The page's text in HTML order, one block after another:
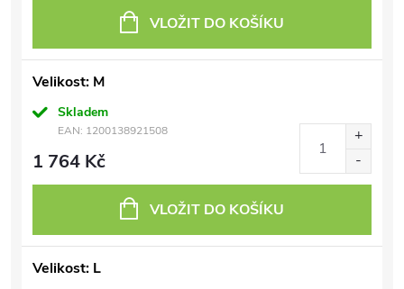
VLOŽIT DO KOŠÍKU
Velikost: M
Skladem
EAN: 1200138921508
1 764 Kč
VLOŽIT DO KOŠÍKU
Velikost: L